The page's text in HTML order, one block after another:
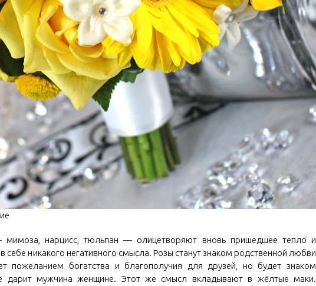
мимоза, нарцисс, тюльпан — олицетворяют вновь пришедшее тепло и
себе никакого негативного смысла. Розы станут знаком родственной любви
пожеланием богатства и благополучия для друзей, но будет знаком
дарит мужчина женщине. Этот же смысл вкладывают в жёлтые маки.